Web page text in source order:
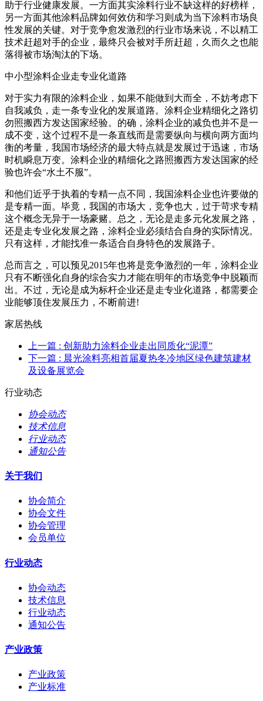
助于行业健康发展。一方面其实涂料行业不缺这样的好榜样，
另一方面其他涂料品牌如何效仿和学习则成为当下涂料市场良
性发展的关键。对于竞争愈发激烈的行业市场来说，不以精工
技术赶超对手的企业，最终只会被对手所赶超，久而久之也能
落得被市场淘汰的下场。
中小型涂料企业走专业化道路
对于实力有限的涂料企业，如果不能做到大而全，不妨考虑下
自我减负，走一条专业化的发展道路。涂料企业精细化之路切
勿照搬西方发达国家经验。的确，涂料企业的减负也并不是一
成不变，这个过程不是一条直线而是需要纵向与横向两方面均
衡的考量，我国市场经济的最大特点就是发展过于迅速，市场
时机瞬息万变。涂料企业的精细化之路照搬西方发达国家的经
验也许会“水土不服”。
和他们近乎于执着的专精一点不同，我国涂料企业也许要做的
是专精一面。毕竟，我国的市场大，竞争也大，过于苛求专精
这个概念无异于一场豪赌。总之，无论是走多元化发展之路，
还是走专业化发展之路，涂料企业必须结合自身的实际情况。
只有这样，才能找准一条适合自身特色的发展路子。
总而言之，可以预见2015年也将是竞争激烈的一年，涂料企业
只有不断强化自身的综合实力才能在明年的市场竞争中脱颖而
出。不过，无论是成为标杆企业还是走专业化道路，都需要企
业能够顶住发展压力，不断前进!
家居热线
上一篇 : 创新助力涂料企业走出同质化“泥潭”
下一篇 : 晨光涂料亮相首届夏热冬冷地区绿色建筑建材
及设备展览会
行业动态
协会动态
技术信息
行业动态
通知公告
关于我们
协会简介
协会文件
协会管理
会员单位
行业动态
协会动态
技术信息
行业动态
通知公告
产业政策
产业政策
产业标准